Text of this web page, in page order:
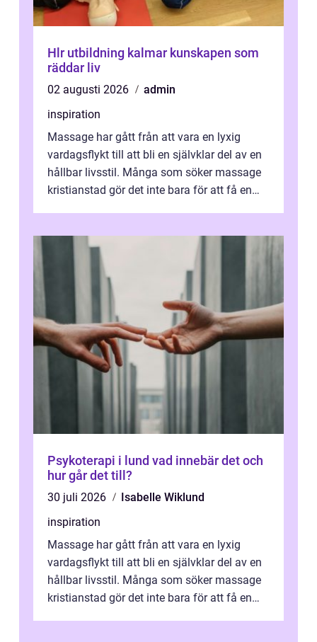
Hlr utbildning kalmar kunskapen som
räddar liv
02 augusti 2026
admin
inspiration
Massage har gått från att vara en lyxig
vardagsflykt till att bli en självklar del av en
hållbar livsstil. Många som söker massage
kristianstad gör det inte bara för att få en
Psykoterapi i lund vad innebär det och
hur går det till?
30 juli 2026
Isabelle Wiklund
inspiration
Massage har gått från att vara en lyxig
vardagsflykt till att bli en självklar del av en
hållbar livsstil. Många som söker massage
kristianstad gör det inte bara för att få en